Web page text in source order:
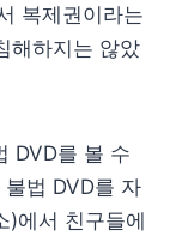
복제권이라는
해하지는 않았
DVD를 볼 수
법 DVD를 자
)에서 친구들에